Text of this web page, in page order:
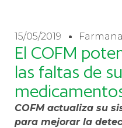
15/05/2019
El COFM
las faltas de
COFM actualiza su
para mejorar la